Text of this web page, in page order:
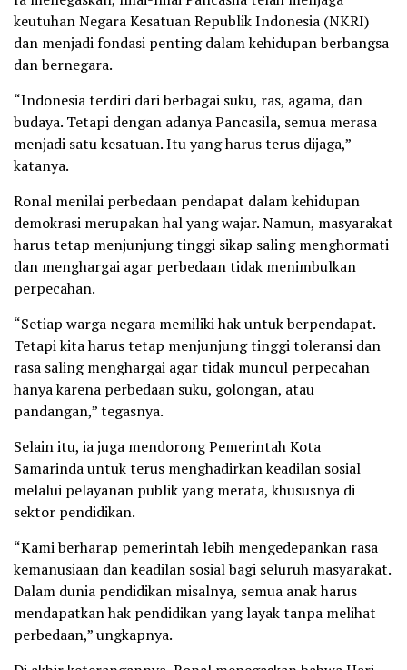
keutuhan Negara Kesatuan Republik Indonesia (NKRI)
dan menjadi fondasi penting dalam kehidupan berbangsa
dan bernegara.
“Indonesia terdiri dari berbagai suku, ras, agama, dan
budaya. Tetapi dengan adanya Pancasila, semua merasa
menjadi satu kesatuan. Itu yang harus terus dijaga,”
katanya.
Ronal menilai perbedaan pendapat dalam kehidupan
demokrasi merupakan hal yang wajar. Namun, masyarakat
harus tetap menjunjung tinggi sikap saling menghormati
dan menghargai agar perbedaan tidak menimbulkan
perpecahan.
“Setiap warga negara memiliki hak untuk berpendapat.
Tetapi kita harus tetap menjunjung tinggi toleransi dan
rasa saling menghargai agar tidak muncul perpecahan
hanya karena perbedaan suku, golongan, atau
pandangan,” tegasnya.
Selain itu, ia juga mendorong Pemerintah Kota
Samarinda untuk terus menghadirkan keadilan sosial
melalui pelayanan publik yang merata, khususnya di
sektor pendidikan.
“Kami berharap pemerintah lebih mengedepankan rasa
kemanusiaan dan keadilan sosial bagi seluruh masyarakat.
Dalam dunia pendidikan misalnya, semua anak harus
mendapatkan hak pendidikan yang layak tanpa melihat
perbedaan,” ungkapnya.